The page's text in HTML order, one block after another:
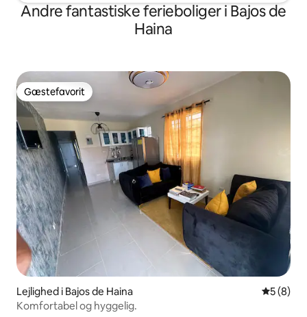
Andre fantastiske ferieboliger i Bajos de
Haina
Gæstefavorit
Gæstefavorit
Lejlighed i Bajos de Haina 5 ud af 5
5 (8)
Komfortabel og hyggelig.